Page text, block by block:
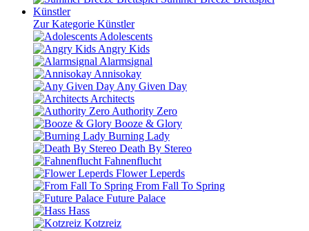
Künstler
Zur Kategorie Künstler
Adolescents
Angry Kids
Alarmsignal
Annisokay
Any Given Day
Architects
Authority Zero
Booze & Glory
Burning Lady
Death By Stereo
Fahnenflucht
Flower Leperds
From Fall To Spring
Future Palace
Hass
Kotzreiz